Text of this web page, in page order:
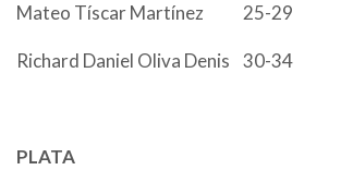
Mateo Tíscar Martínez 25-29
Richard Daniel Oliva Denis 30-34
PLATA